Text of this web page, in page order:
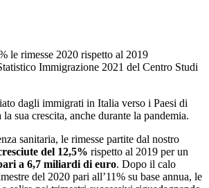
le rimesse 2020 rispetto al 2019
Immigrazione 2021 del Centro Studi
dagli immigrati in Italia verso i Paesi di
sua crescita, anche durante la pandemia.
sanitaria, le rimesse partite dal nostro
del 12,5% rispetto al 2019 per un
a 6,7 miliardi di euro. Dopo il calo
del 2020 pari all’11% su base annua, le